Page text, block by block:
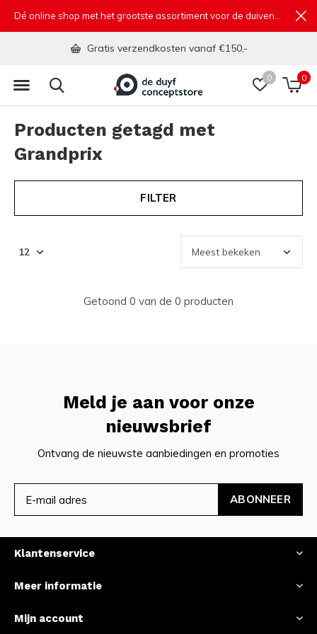
0 0
Gratis verzendkosten vanaf €150,-
Producten getagd met
Grandprix
FILTER
Getoond 0 van de 0 producten
Meld je aan voor onze
nieuwsbrief
Ontvang de nieuwste aanbiedingen en promoties
ABONNEER
Klantenservice
Meer informatie
Mijn account